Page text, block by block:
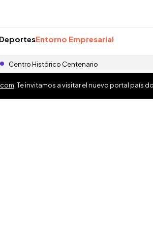
DeportesEntorno Empresarial
Centro Histórico Centenario
. Te invitamos a visitar el nuevo portal país